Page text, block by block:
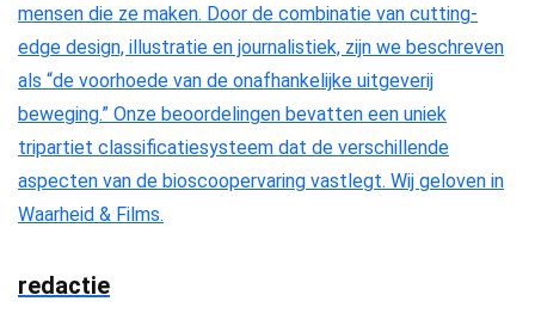
mensen die ze maken. Door de combinatie van cutting-
edge design, illustratie en journalistiek, zijn we beschreven
als “de voorhoede van de onafhankelijke uitgeverij
beweging.” Onze beoordelingen bevatten een uniek
tripartiet classificatiesysteem dat de verschillende
aspecten van de bioscoopervaring vastlegt. Wij geloven in
Waarheid & Films.
redactie